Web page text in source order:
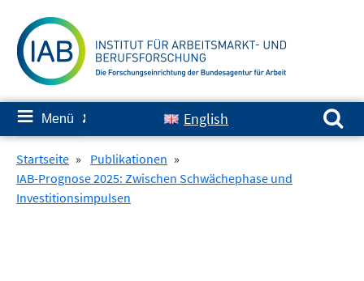
zum
Inhalt
≡ Menü ✘ English
Suchen nach:
Startseite » Publikationen »
IAB-Prognose 2025: Zwischen Schwächephase und
Investitionsimpulsen